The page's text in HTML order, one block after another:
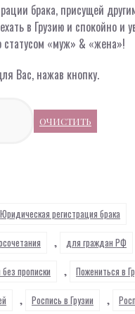
брака, присущей
в Грузию и спокойно
статусом «муж» & «жена»!
Вас, нажав кнопку.
ОЧИСТИТЬ
Юридическая регистрация брака
, для граждан РФ
прописки , Пожениться в
, Роспись в Грузии ,